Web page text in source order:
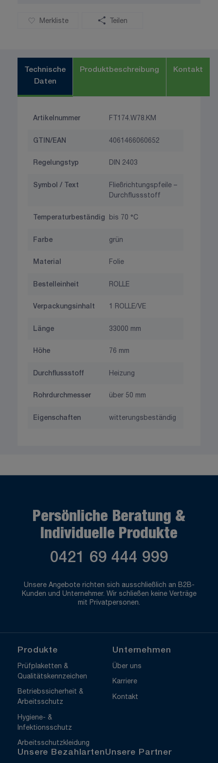
Merkliste Teilen
Technische
Daten
Produktbeschreibung Kontakt
Artikelnummer FT174.W78.KM
GTIN/EAN 4061466060652
Regelungstyp DIN 2403
Symbol / Text
Fließrichtungspfeile –
Durchflussstoff
Temperaturbeständig bis 70 °C
Farbe grün
Material Folie
Bestelleinheit ROLLE
Verpackungsinhalt 1 ROLLE/VE
Länge 33000 mm
Höhe 76 mm
Durchflussstoff Heizung
Rohrdurchmesser über 50 mm
Eigenschaften witterungsbeständig
Persönliche Beratung &
Individuelle Produkte
0421 69 444 999
Unsere Angebote richten sich ausschließlich an B2B-
Kunden und Unternehmer. Wir schließen keine Verträge
mit Privatpersonen.
Produkte
Prüfplaketten &
Qualitätskennzeichen
Betriebssicherheit &
Arbeitsschutz
Hygiene- &
Infektionsschutz
Arbeitsschutzkleidung
Unternehmen
Über uns
Karriere
Kontakt
Unsere BezahlartenUnsere Partner